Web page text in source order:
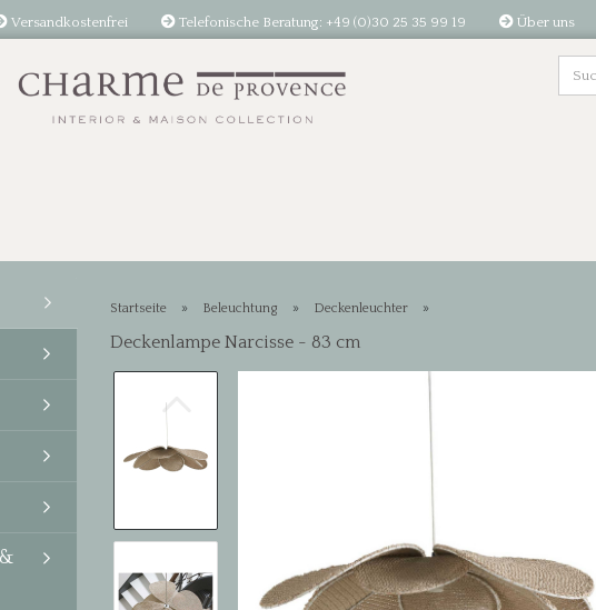
Versandkostenfrei Telefonische Beratung: +49 (0)30 25 35 99 19 Über uns
Startseite » Beleuchtung » Deckenleuchter »
Deckenlampe Narcisse - 83 cm